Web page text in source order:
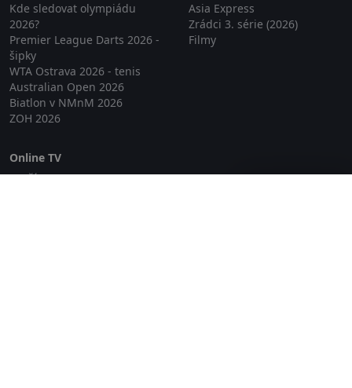
Kde sledovat olympiádu
2026?
Premier League Darts 2026 -
šipky
WTA Ostrava 2026 - tenis
Australian Open 2026
Biatlon v NMnM 2026
ZOH 2026
Asia Express
Zrádci 3. série (2026)
Filmy
Online TV
Lepší.TV